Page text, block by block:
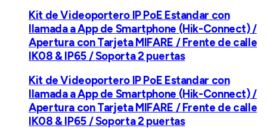
Kit de Videoportero IP PoE Estandar con
llamada a App de Smartphone (Hik-Connect) /
Apertura con Tarjeta MIFARE / Frente de calle
IK08 & IP65 / Soporta 2 puertas
Kit de Videoportero IP PoE Estandar con
llamada a App de Smartphone (Hik-Connect) /
Apertura con Tarjeta MIFARE / Frente de calle
IK08 & IP65 / Soporta 2 puertas